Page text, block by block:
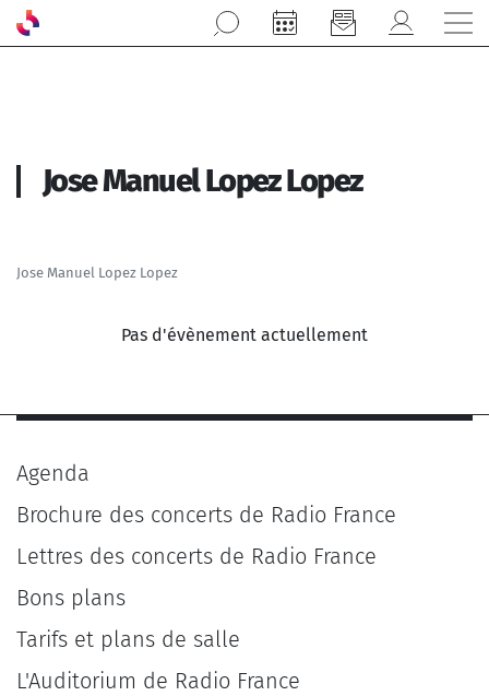
Aller au contenu principal
Jose Manuel Lopez Lopez
Jose Manuel Lopez Lopez
Pas d'évènement actuellement
Agenda
Brochure des concerts de Radio France
Lettres des concerts de Radio France
Bons plans
Tarifs et plans de salle
L'Auditorium de Radio France